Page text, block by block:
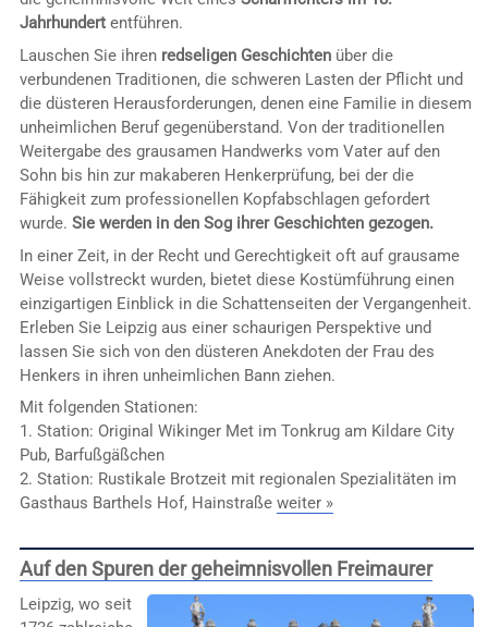
Jahrhundertentführen.
Lauschen Sie ihren redseligen Geschichtenüber die
verbundenen Traditionen, die schweren Lasten der Pflicht und
die düsteren Herausforderungen, denen eine Familie in diesem
unheimlichen Beruf gegenüberstand. Von der traditionellen
Weitergabe des grausamen Handwerks vom Vater auf den
Sohn bis hin zur makaberen Henkerprüfung, bei der die
Fähigkeit zum professionellen Kopfabschlagen gefordert
wurde. Sie werden in den Sog ihrer Geschichten gezogen.
In einer Zeit, in der Recht und Gerechtigkeit oft auf grausame
Weise vollstreckt wurden, bietet diese Kostümführung einen
einzigartigen Einblick in die Schattenseiten der Vergangenheit.
Erleben Sie Leipzig aus einer schaurigen Perspektive und
lassen Sie sich von den düsteren Anekdoten der Frau des
Henkers in ihren unheimlichen Bann ziehen.
Mit folgenden Stationen:
1. Station: Original Wikinger Met im Tonkrug am Kildare City
Pub, Barfußgäßchen
2. Station: Rustikale Brotzeit mit regionalen Spezialitäten im
Gasthaus Barthels Hof, Hainstraße weiter »
Auf den Spuren der geheimnisvollen Freimaurer
Leipzig, wo seit